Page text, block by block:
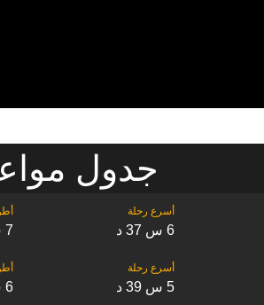
جدول
6 س 37 د 7 س 12 د
5 س 39 د 6 س 55 د